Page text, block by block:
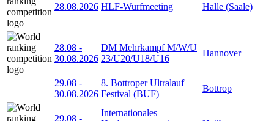
28.08.2026 HLF-Wurfmeeting Halle (Saale)
28.08 -
30.08.2026
DM Mehrkampf M/W/U
23/U20/U18/U16
Hannover
29.08 -
30.08.2026
8. Bottroper Ultralauf
Festival (BUF)
Bottrop
29.08 -
Internationales